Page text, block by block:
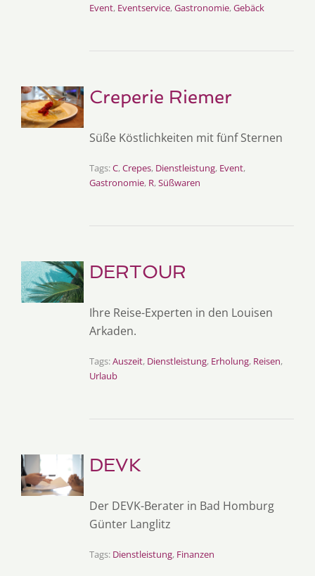
Event, Eventservice,Gastronomie,Gebäck
Creperie Riemer
Süße Köstlichkeiten mit fünf Sternen
Tags:C,Crepes, Dienstleistung, Event,
Gastronomie, R,Süßwaren
DERTOUR
Ihre Reise-Experten in den Louisen
Arkaden.
Tags:Auszeit, Dienstleistung, Erholung, Reisen,
Urlaub
DEVK
Der DEVK-Berater in Bad Homburg
Günter Langlitz
Tags: Dienstleistung, Finanzen